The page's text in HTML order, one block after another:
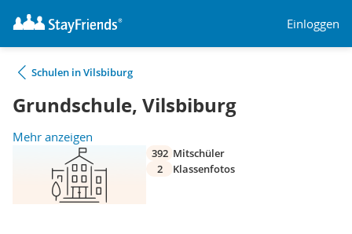
Einloggen
Schulen in Vilsbiburg
Grundschule, Vilsbiburg
Mehr anzeigen
392 Mitschüler
2
Klassenfotos